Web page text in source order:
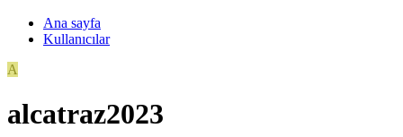
Ana sayfa
Kullanıcılar
A
alcatraz2023